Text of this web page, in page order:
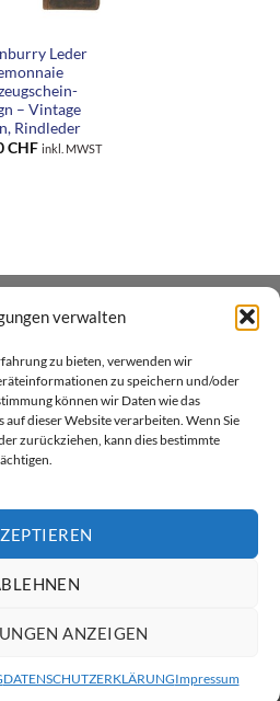
verwalten
zu bieten, verwenden wir
zu speichern und/oder
können wir Daten wie das
dieser Website verarbeiten. Wenn Sie
zurückziehen, kann dies bestimmte
ANZEIGEN
DATENSCHUTZERKLÄRUNGImpressum
Leder
– Vintage
Rindleder
CHF inkl. MWST
Heim- und Handwerker -
Farben und
am Rigi zu Hause.
Visa MasterCard
VERSAND & LIEFERUNG
KONTAKT
2026 ©ratsam